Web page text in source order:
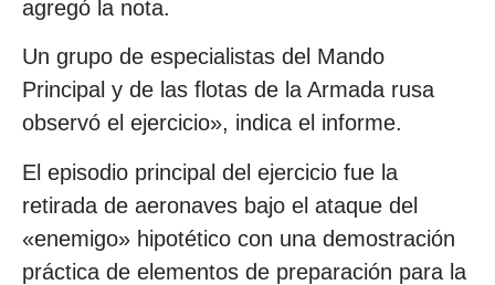
agregó la nota.
Un grupo de especialistas del Mando
Principal y de las flotas de la Armada rusa
observó el ejercicio», indica el informe.
El episodio principal del ejercicio fue la
retirada de aeronaves bajo el ataque del
«enemigo» hipotético con una demostración
práctica de elementos de preparación para la